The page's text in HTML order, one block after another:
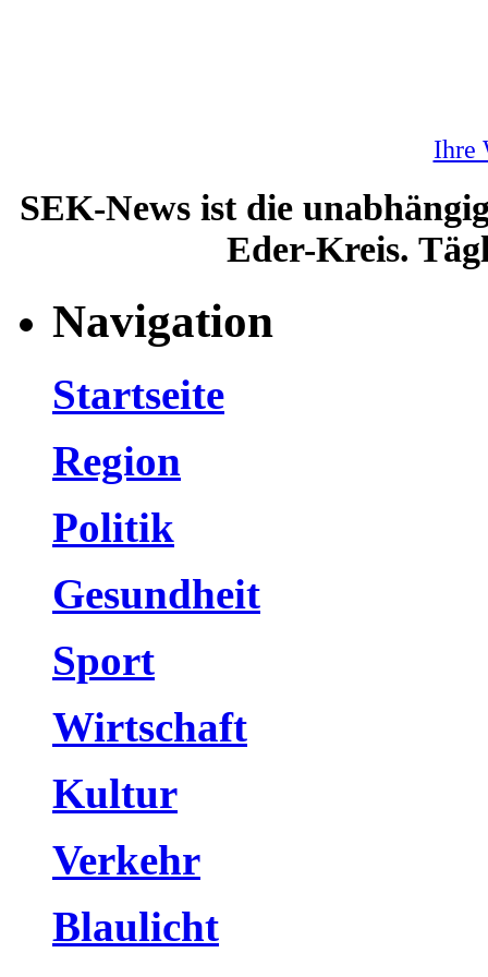
Ihre
SEK-News ist die
Eder-Kreis.
Navigation
Startseite
Region
Politik
Gesundheit
Sport
Wirtschaft
Kultur
Verkehr
Blaulicht